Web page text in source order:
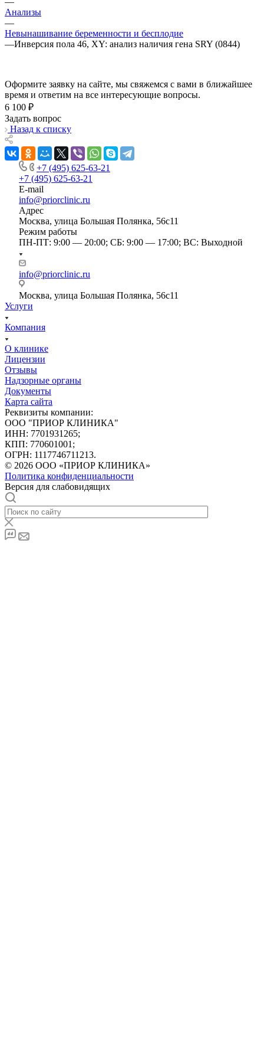
Анализы
—
Невынашивание беременности и бесплодие
—Инверсия пола 46, XY: анализ наличия гена SRY (0844)
Оформите заявку на сайте, мы свяжемся с вами в ближайшее
время и ответим на все интересующие вопросы.
6 100 ₽
Задать вопрос
Назад к списку
+7 (495) 625-63-21
+7 (495) 625-63-21
E-mail
info@priorclinic.ru
Адрес
Москва, улица Большая Полянка, 56с11
Режим работы
ПН-ПТ: 9:00 — 20:00; СБ: 9:00 — 17:00; ВС: Выходной
info@priorclinic.ru
Москва, улица Большая Полянка, 56с11
Услуги
Компания
О клинике
Лицензии
Отзывы
Надзорные органы
Документы
Карта сайта
Реквизиты компании:
ООО "ПРИОР КЛИНИКА"
ИНН: 7701931265;
КПП: 770601001;
ОГРН: 1117746711213.
© 2026 ООО «ПРИОР КЛИНИКА»
Политика конфиденциальности
Версия для слабовидящих